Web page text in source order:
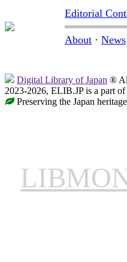
Editorial
About · News
Digital Library of Japan ®
2023-2026, ELIB.JP is a part
Preserving the Japan heritage